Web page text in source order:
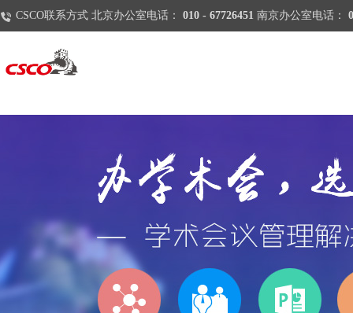
CSCO联系方式 北京办公室电话： 010 - 67726451 南京办公室电话：